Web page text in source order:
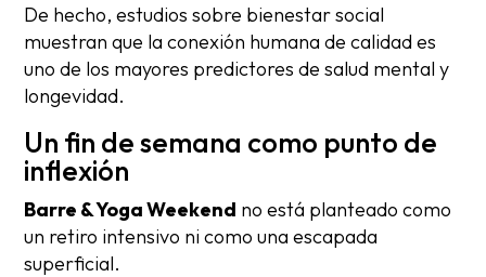
De hecho, estudios sobre bienestar social
muestran que la conexión humana de calidad es
uno de los mayores predictores de salud mental y
longevidad.
Un fin de semana como punto de
inflexión
Barre & Yoga Weekend no está planteado como
un retiro intensivo ni como una escapada
superficial.